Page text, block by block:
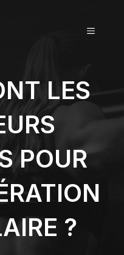
MENU
LES
POUR
?